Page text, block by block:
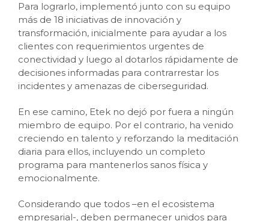
Para lograrlo, implementó junto con su equipo
más de 18 iniciativas de innovación y
transformación, inicialmente para ayudar a los
clientes con requerimientos urgentes de
conectividad y luego al dotarlos rápidamente de
decisiones informadas para contrarrestar los
incidentes y amenazas de ciberseguridad.
En ese camino, Etek no dejó por fuera a ningún
miembro de equipo. Por el contrario, ha venido
creciendo en talento y reforzando la meditación
diaria para ellos, incluyendo un completo
programa para mantenerlos sanos física y
emocionalmente.
Considerando que todos –en el ecosistema
empresarial-, deben permanecer unidos para